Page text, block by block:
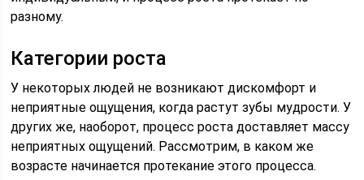
разному.
Категории роста
У некоторых людей не возникают дискомфорт и
неприятные ощущения, когда растут зубы мудрости. У
других же, наоборот, процесс роста доставляет массу
неприятных ощущений. Рассмотрим, в каком же
возрасте начинается протекание этого процесса.